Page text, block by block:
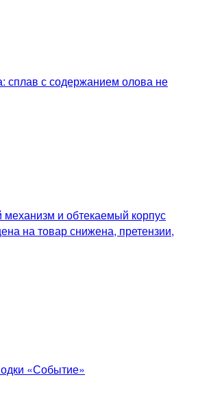
с содержанием олова не
и обтекаемый корпус
на товар снижена, претензии,